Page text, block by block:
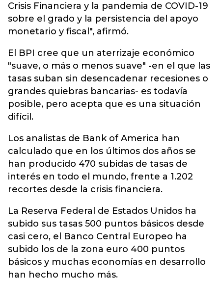
Crisis Financiera y la pandemia de COVID-19
sobre el grado y la persistencia del apoyo
monetario y fiscal", afirmó.
El BPI cree que un aterrizaje económico
"suave, o más o menos suave" -en el que las
tasas suban sin desencadenar recesiones o
grandes quiebras bancarias- es todavía
posible, pero acepta que es una situación
difícil.
Los analistas de Bank of America han
calculado que en los últimos dos años se
han producido 470 subidas de tasas de
interés en todo el mundo, frente a 1.202
recortes desde la crisis financiera.
La Reserva Federal de Estados Unidos ha
subido sus tasas 500 puntos básicos desde
casi cero, el Banco Central Europeo ha
subido los de la zona euro 400 puntos
básicos y muchas economías en desarrollo
han hecho mucho más.